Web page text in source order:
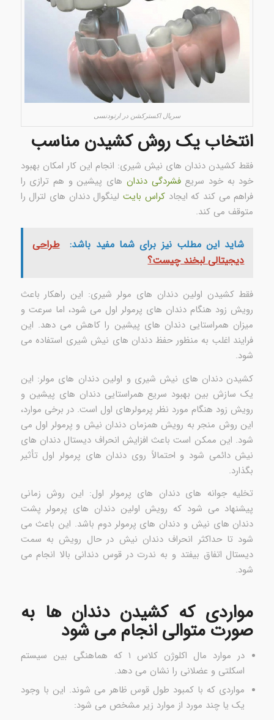
سریال اکسترکشن در ارتودنسى
انتخاب یک روش کشیدن مناسب
فقط کشیدن دندان های نیش شیری: انجام این کار امکان بهبود
خود به خود سریعفشردگی دندان های پیشین و هم ترازی را
فراهم می کند که ایجادکراس بایتلینگوال دندان های لترال را
متوقف می کند.
شاید این مطلب نیز برای شما مفید باشد:
طراحی
دیجیتالی لبخند چیست؟
فقط کشیدن اولین دندان های مولر شیری: این راهکار باعث
رویش زود هنگام دندان های پرمولر اول می شود، اما سرعت و
میزان همراستایی دندان های پیشین را کاهش می دهد. این
فرایند اغلب به منظور حفظ دندان های نیش شیری استفاده می
شود.
کشیدن دندان های نیش شیری و اولین دندان های مولر: این
یک سازش بین بهبود سریع همراستایی دندان های پیشین و
رویش زود هنگام مورد نظر پرمولرهای اول است. در برخی موارد،
این روش منجر به رویش همزمان دندان نیش و پرمولر اول می
شود. این ممکن است باعث افزایش انحراف دیستال دندان های
نیش دائمی شود و احتمالاً روی دندان های پرمولر اول تأثیر
بگذارد.
تخلیه جوانه های دندان های پرمولر اول: این روش زمانی
پیشنهاد می شود که رویش اولین دندان های پرمولر پشت
دندان های نیش و دندان های پرمولر دوم باشد. این باعث می
شود تا حداکثر انحراف دندان نیش در حال رویش به سمت
دیستال اتفاق بیفتد و به ندرت در قوس دندانی بالا انجام می
شود.
مواردی که کشیدن دندان ها به
صورت متوالی انجام می شود
در موارد مال اکلوژن کلاس ۱ که هماهنگی بین سیستم
اسکلتی و عضلانی را نشان می دهد.
مواردی که با کمبود طول قوس ظاهر می شوند. این با وجود
یک یا چند مورد از موارد زیر مشخص می شود: